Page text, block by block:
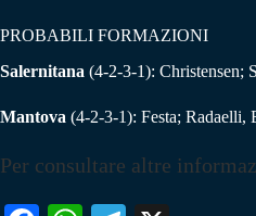
PROBABILI FORMAZIONI
Salernitana (4-2-3-1): Christensen;
Mantova (4-2-3-1): Festa;
Per consultare altre